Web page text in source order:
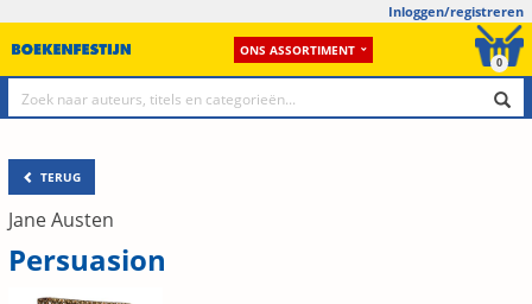
Inloggen/registreren
ONS ASSORTIMENT
0
TERUG
Jane Austen
Persuasion